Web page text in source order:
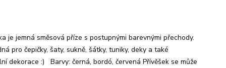
je jemná směsová příze s postupnými barevnými přechody.
pro čepičky, šaty, sukně, šátky, tuniky, deky a také
dekorace :) Barvy: černá, bordó, červená Přívěšek se může